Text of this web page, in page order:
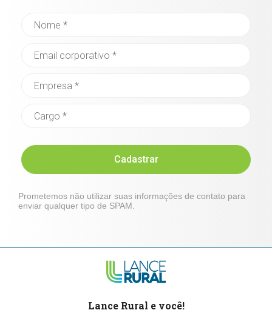
Cadastrar
Prometemos não utilizar suas informações de contato para
enviar qualquer tipo de SPAM.
Lance Rural e você!